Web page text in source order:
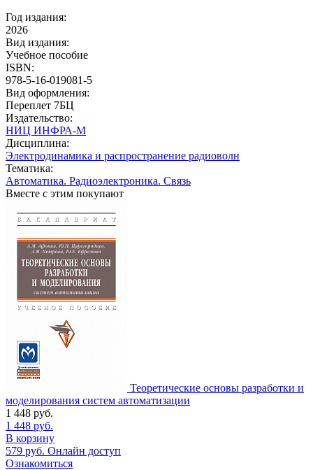
Год издания:
2026
Вид издания:
Учебное пособие
ISBN:
978-5-16-019081-5
Вид оформления:
Переплет 7БЦ
Издательство:
НИЦ ИНФРА-М
Дисциплина:
Электродинамика и распространение радиоволн
Тематика:
Автоматика. Радиоэлектроника. Связь
Вместе с этим покупают
Теоретические основы разработки и
моделирования систем автоматизации
1 448 руб.
1 448 руб.
В корзину
579 руб. Онлайн доступ
Ознакомиться